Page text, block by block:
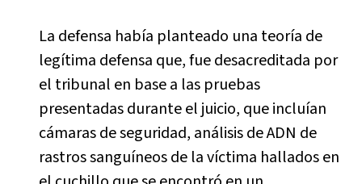
La defensa había planteado una teoría de
legítima defensa que, fue desacreditada por
el tribunal en base a las pruebas
presentadas durante el juicio, que incluían
cámaras de seguridad, análisis de ADN de
rastros sanguíneos de la víctima hallados en